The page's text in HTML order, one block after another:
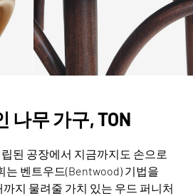
나무 가구, TON
립된 공장에서 지금까지도 손으로
는 벤트우드(Bentwood) 기법을
까지 물려줄 가치 있는 우드 퍼니처